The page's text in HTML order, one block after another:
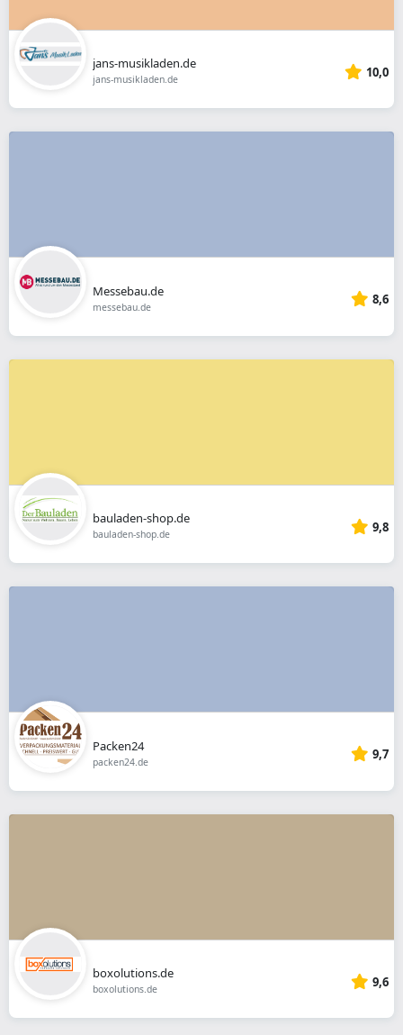
jans-musikladen.de
jans-musikladen.de 10,0
Messebau.de
messebau.de 8,6
bauladen-shop.de
bauladen-shop.de 9,8
Packen24
packen24.de 9,7
boxolutions.de
boxolutions.de 9,6